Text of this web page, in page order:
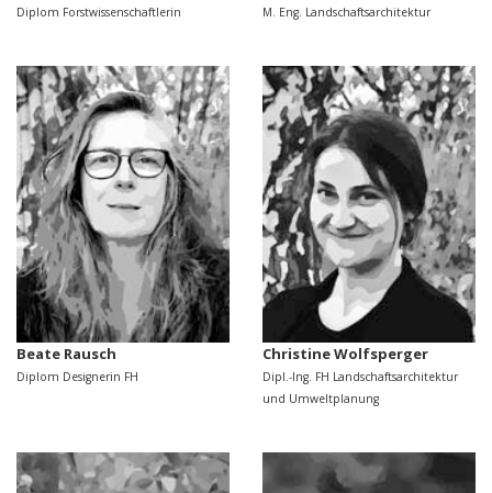
Diplom Forstwissenschaftlerin M. Eng. Landschaftsarchitektur
Beate Rausch
Diplom Designerin FH
Christine Wolfsperger
Dipl.-Ing. FH Landschaftsarchitektur
und Umweltplanung